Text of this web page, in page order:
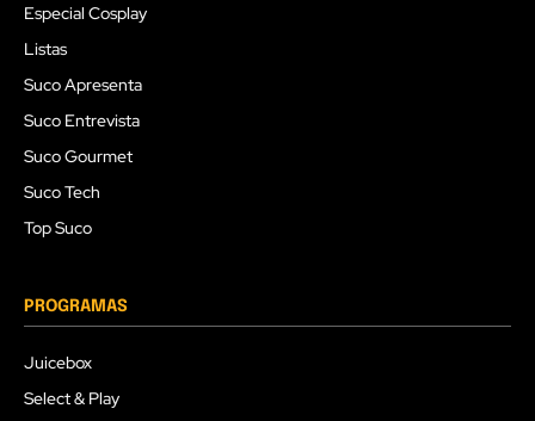
Especial Cosplay
Listas
Suco Apresenta
Suco Entrevista
Suco Gourmet
Suco Tech
Top Suco
PROGRAMAS
Juicebox
Select & Play